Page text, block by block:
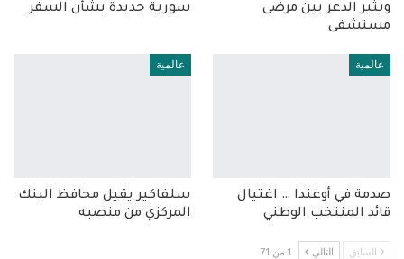
ويثير الذعر بين مرضى
مستشفى
سورية جديدة بشأن السفر
عالمية
صدمة في أوغندا … اغتيال
قائد المنتخب الوطني
عالمية
سلفاكير يقيل محافظ البنك
المركزي من منصبه
السابق التالي 1 من 71